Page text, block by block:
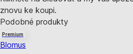
znovu ke koupi.
Podobné produkty
Premium
Blomus